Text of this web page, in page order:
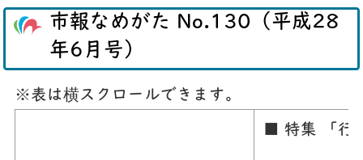
市報なめがた No.130（平成28
年6月号）
※表は横スクロールできます。
■ 特集 「行